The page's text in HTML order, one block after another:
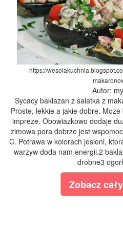
https://
Autor:
Sycacy baklazan z salatka z
Proste, lekkie a jakie dobre.
impreze. Obowiazkowo dodaje
zimowa pora dobrze jest
C. Potrawa w kolorach jesieni,
warzyw doda nam energii.2
drobne3
Zobacz